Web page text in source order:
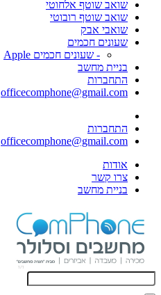
שואב שוטף אלחוטי
שואב שוטף רובוטי
שואבי אבק
שעונים חכמים
- שעונים חכמים Apple
בניית מחשב
התחברות
officecomphone@gmail.com
התחברות
officecomphone@gmail.com
אודות
צרו קשר
בניית מחשב